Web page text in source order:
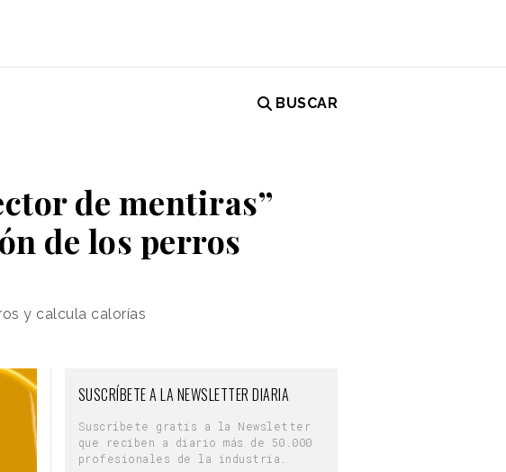
BUSCAR
de mentiras”
de los perros
y calcula calorías
SUSCRÍBETE A LA NEWSLETTER DIARIA
Suscríbete gratis a la Newsletter
que reciben a diario más de 50.000
profesionales de la industria.